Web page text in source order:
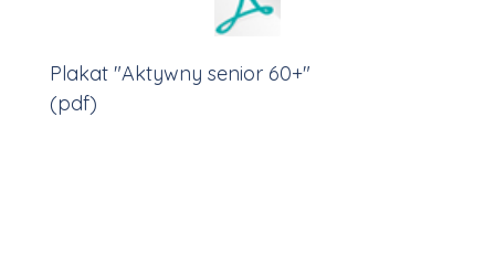
Plakat "Aktywny senior 60+"
(pdf)